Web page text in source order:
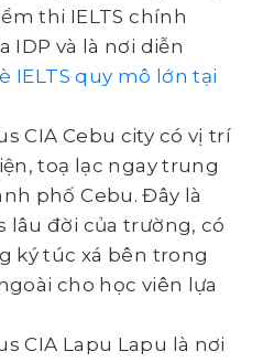
thi IELTS chính
IDP và là nơi diễn
IELTS quy mô lớn tại
CIA Cebu city có vị trí
toạ lạc ngay trung
phố Cebu. Đây là
lâu đời của trường, có
ký túc xá bên trong
cho học viên lựa
CIA Lapu Lapu là nơi